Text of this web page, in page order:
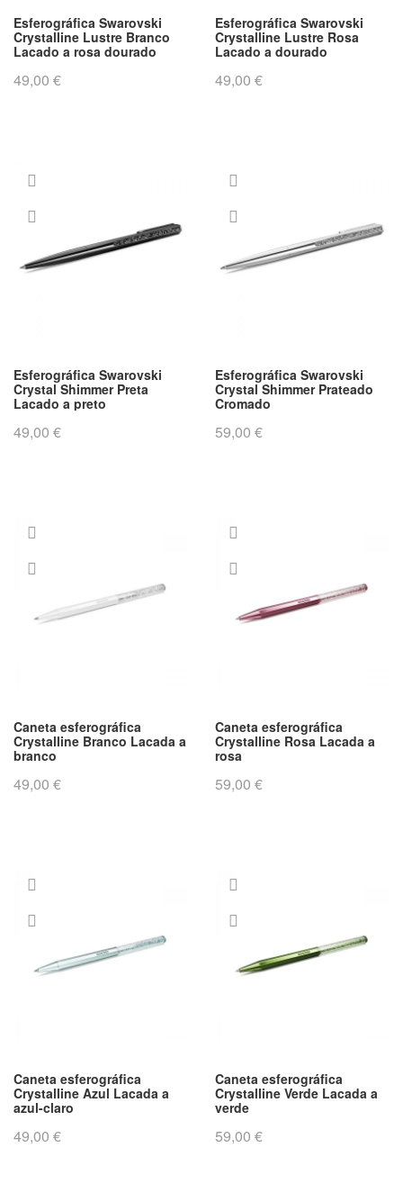
Esferográfica Swarovski
Crystalline Lustre Branco
Lacado a rosa dourado
49,00 €
Esferográfica Swarovski
Crystalline Lustre Rosa
Lacado a dourado
49,00 €
Esferográfica Swarovski
Crystal Shimmer Preta
Lacado a preto
49,00 €
Esferográfica Swarovski
Crystal Shimmer Prateado
Cromado
59,00 €
Caneta esferográfica
Crystalline Branco Lacada a
branco
49,00 €
Caneta esferográfica
Crystalline Rosa Lacada a
rosa
59,00 €
Caneta esferográfica
Crystalline Azul Lacada a
azul-claro
49,00 €
Caneta esferográfica
Crystalline Verde Lacada a
verde
59,00 €